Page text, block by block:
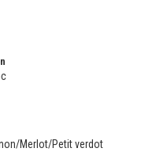
Merlot/Petit verdot